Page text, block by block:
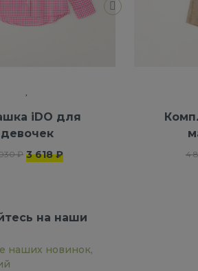
iDO для
девочек
₽ 3 618 ₽ 4
на наши
наших новинок,